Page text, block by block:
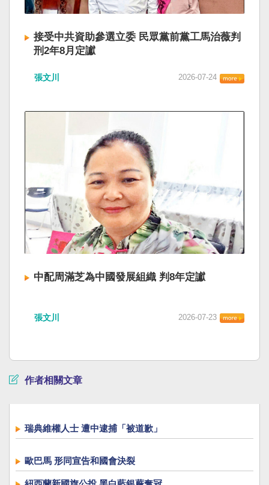
接受中共資助參選立委 民眾黨前黨工馬治薇判
刑2年8月定讞
張文川 2026-07-24
中配周滿芝為中國發展組織 判8年定讞
張文川 2026-07-23
作者相關文章
瑞典維權人士 遭中逮捕「被道歉」
歐巴馬 形同宣告和國會決裂